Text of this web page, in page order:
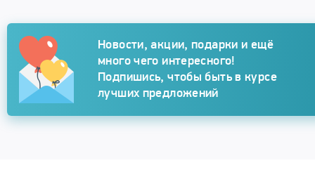
Новости, акции, подарки и ещё
много чего интересного!
Подпишись, чтобы быть в курсе
лучших предложений